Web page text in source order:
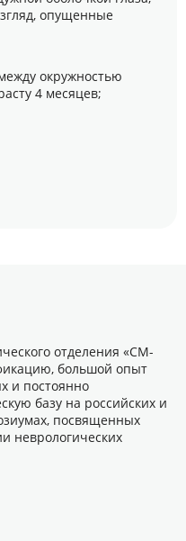
опущенные
окружностью
4 месяцев;
отделения «СМ-
большой опыт
и постоянно
базу на российских и
посвященных
неврологических